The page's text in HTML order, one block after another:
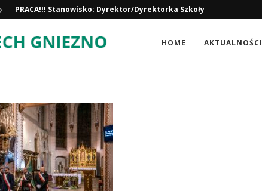
PRACA!!! Stanowisko: Dyrektor/Dyrektorka Szkoły
HOME
AKTUALNOŚCI